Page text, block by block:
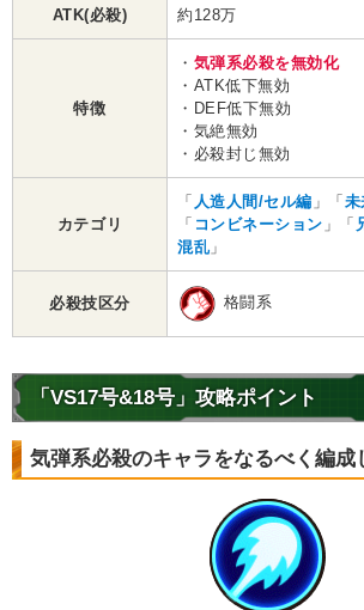
ATK(必殺) 約128万
特徴
・ 気弾系必殺を無効化
・ATK低下無効
・DEF低下無効
・気絶無効
・必殺封じ無効
カテゴリ
「 人造人間/セル編 」「 未
「 コンビネーション 」「
混乱 」
必殺技区分 格闘系
「VS17号&18号」攻略ポイント
気弾系必殺のキャラをなるべく編成